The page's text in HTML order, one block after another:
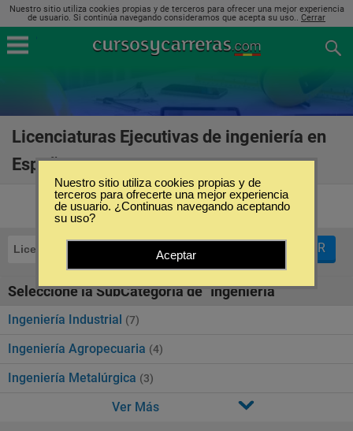
Nuestro sitio utiliza cookies propias y de terceros para ofrecer una mejor experiencia
de usuario. Si continúa navegando consideramos que acepta su uso.. Cerrar
Licenciaturas Ejecutivas de ingeniería en
España
Licenciaturas Ejecutivas Ingeniería FILTRAR
Seleccione la SubCategoría de "Ingeniería"
Ingeniería Industrial (7)
Ingeniería Agropecuaria (4)
Ingeniería Metalúrgica (3)
Ver Más
Nuestro sitio utiliza cookies propias y de
terceros para ofrecerte una mejor experiencia
de usuario. ¿Continuas navegando aceptando
su uso?
Aceptar